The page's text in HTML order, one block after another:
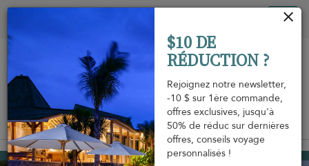
Vue sur la carte
Nathon beach à partir de
$10 DE
RÉDUCTION ?
Rejoignez notre newsletter,
-10 $ sur 1ère commande,
offres exclusives, jusqu'à
50% de réduc sur dernières
offres, conseils voyage
personnalisés !
Vos paramètres de cookies